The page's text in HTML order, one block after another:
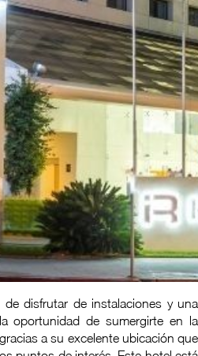
disfrutar de instalaciones y una
oportunidad de sumergirte en la
a su excelente ubicación que